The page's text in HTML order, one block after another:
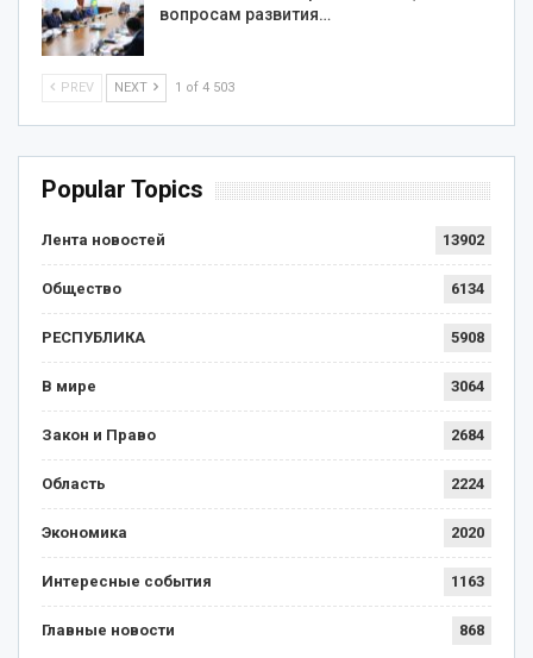
вопросам развития…
PREV NEXT 1 of 4 503
Popular Topics
Лента новостей 13902
Общество 6134
РЕСПУБЛИКА 5908
В мире 3064
Закон и Право 2684
Область 2224
Экономика 2020
Интересные события 1163
Главные новости 868